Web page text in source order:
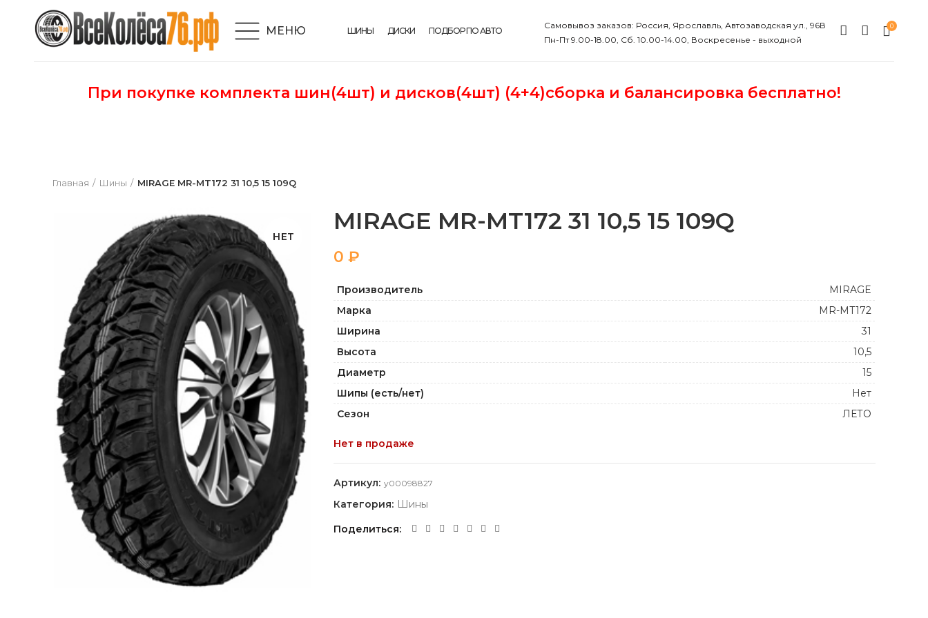
МЕНЮ ШИНЫ ДИСКИ ПОДБОР ПО АВТО
Самовывоз заказов: Россия, Ярославль, Автозаводская ул., 96В
Пн-Пт 9.00-18.00, Сб. 10.00-14.00, Воскресенье - выходной
0
При покупке комплекта шин(4шт) и дисков(4шт) (4+4)сборка и балансировка бесплатно!
Главная Шины MIRAGE MR-MT172 31 10,5 15 109Q
НЕТ
MIRAGE MR-MT172 31 10,5 15 109Q
₽
Производитель
MIRAGE
Марка
MR-MT172
Ширина
31
Высота
10,5
Диаметр
15
Шипы (есть/нет)
Нет
Сезон
ЛЕТО
Нет в продаже
Артикул: y00098827
Категория: Шины
Поделиться